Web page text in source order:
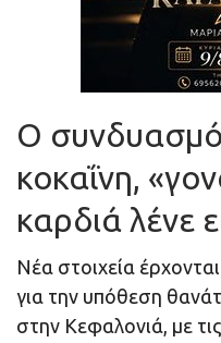
O
κοκαΐνη,
καρδιά λένε
Νέα στοιχεία
για την υπόθεση
στην Κεφαλονιά, με